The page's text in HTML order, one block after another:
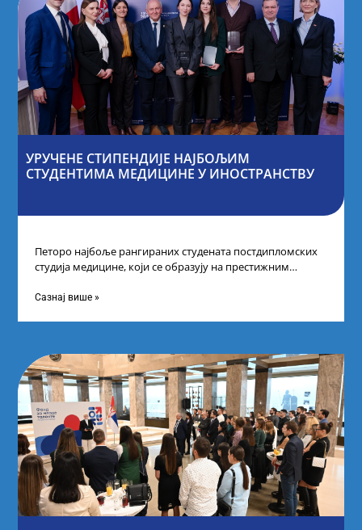
УРУЧЕНЕ СТИПЕНДИЈЕ НАЈБОЉИМ
СТУДЕНТИМА МЕДИЦИНЕ У ИНОСТРАНСТВУ
Петоро најбоље рангираних студената постдипломских
студија медицине, који се образују на престижним
стипендије од
Сазнај више »